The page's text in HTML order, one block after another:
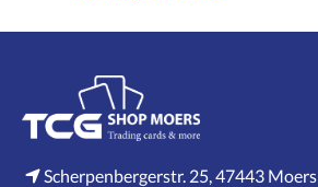
Scherpenbergerstr. 25, 47443 Moers